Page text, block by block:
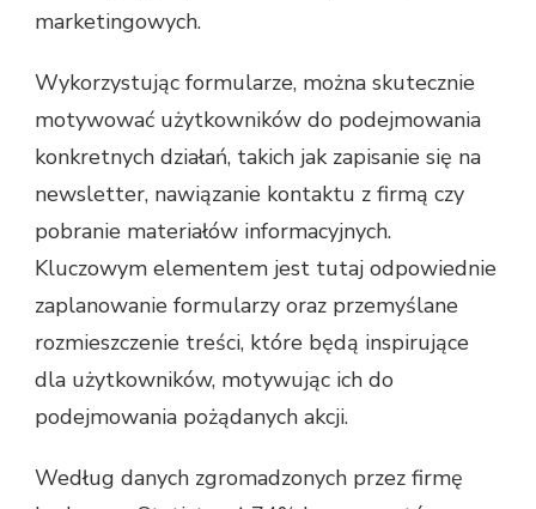
marketingowych.
Wykorzystując formularze, można skutecznie
motywować użytkowników do podejmowania
konkretnych działań, takich jak zapisanie się na
newsletter, nawiązanie kontaktu z firmą czy
pobranie materiałów informacyjnych.
Kluczowym elementem jest tutaj odpowiednie
zaplanowanie formularzy oraz przemyślane
rozmieszczenie treści, które będą inspirujące
dla użytkowników, motywując ich do
podejmowania pożądanych akcji.
Według danych zgromadzonych przez firmę